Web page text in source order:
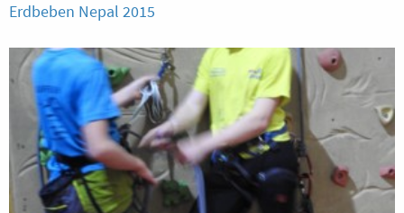
Erdbeben Nepal 2015